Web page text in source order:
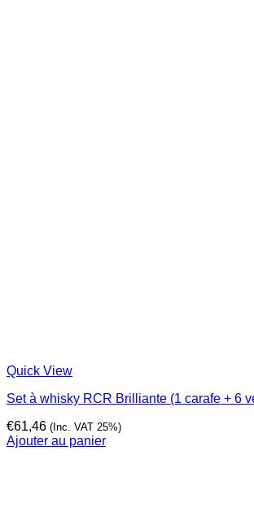
Quick View
Set à whisky RCR Brilliante (1 carafe + 6
€61,46 (Inc. VAT 25%)
Ajouter au panier